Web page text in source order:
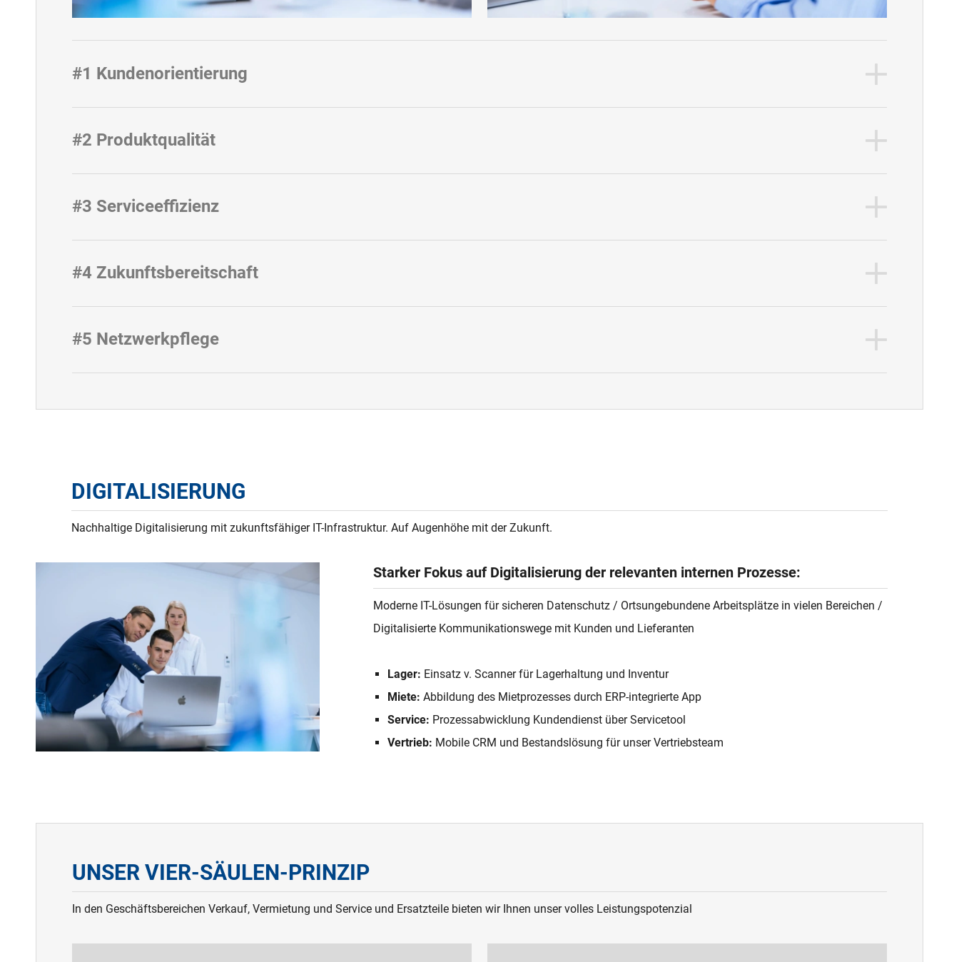
#1 Kundenorientierung
#2 Produktqualität
#3 Serviceeffizienz
#4 Zukunftsbereitschaft
#5 Netzwerkpflege
DIGITALISIERUNG
Nachhaltige Digitalisierung mit zukunftsfähiger IT-Infrastruktur. Auf Augenhöhe mit der Zukunft.
Starker Fokus auf Digitalisierung der relevanten internen Prozesse:
Moderne IT-Lösungen für sicheren Datenschutz / Ortsungebundene Arbeitsplätze in vielen Bereichen /
Digitalisierte Kommunikationswege mit Kunden und Lieferanten
Lager: Einsatz v. Scanner für Lagerhaltung und Inventur
Miete: Abbildung des Mietprozesses durch ERP-integrierte App
Service: Prozessabwicklung Kundendienst über Servicetool
Vertrieb: Mobile CRM und Bestandslösung für unser Vertriebsteam
UNSER VIER-SÄULEN-PRINZIP
In den Geschäftsbereichen Verkauf, Vermietung und Service und Ersatzteile bieten wir Ihnen unser volles Leistungspotenzial